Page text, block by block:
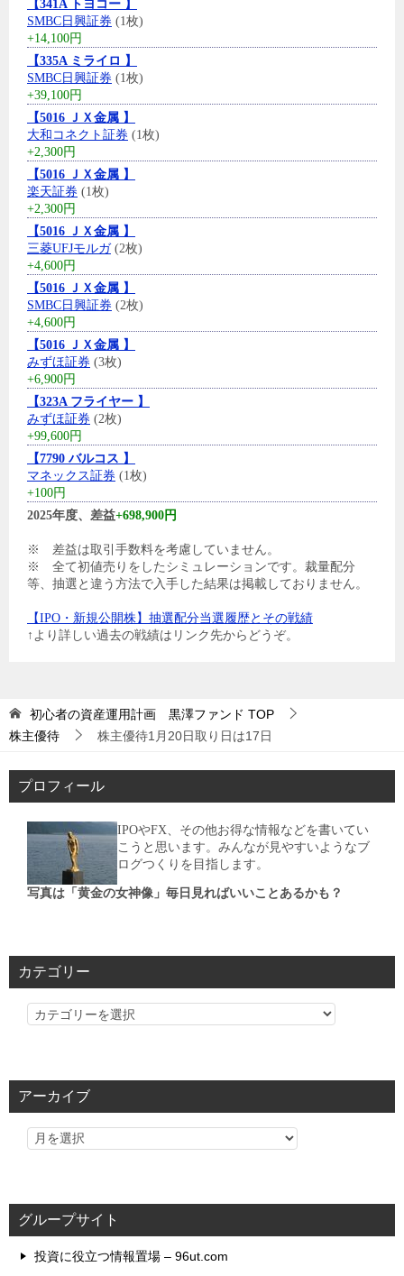
【341A トヨコー 】
SMBC日興証券 (1枚)
+14,100円
【335A ミライロ 】
SMBC日興証券 (1枚)
+39,100円
【5016 ＪＸ金属 】
大和コネクト証券 (1枚)
+2,300円
【5016 ＪＸ金属 】
楽天証券 (1枚)
+2,300円
【5016 ＪＸ金属 】
三菱UFJモルガ(2枚)
+4,600円
【5016 ＪＸ金属 】
SMBC日興証券 (2枚)
+4,600円
【5016 ＪＸ金属 】
みずほ証券 (3枚)
+6,900円
【323A フライヤー 】
みずほ証券 (2枚)
+99,600円
【7790 バルコス 】
マネックス証券 (1枚)
+100円
2025年度、差益+698,900円
※ 差益は取引手数料を考慮していません。
※ 全て初値売りをしたシミュレーションです。裁量配分
等、抽選と違う方法で入手した結果は掲載しておりません。
【IPO・新規公開株】抽選配分当選履歴とその戦績
↑より詳しい過去の戦績はリンク先からどうぞ。
初心者の資産運用計画 黒澤ファンド TOP
株主優待
株主優待1月20日取り日は17日
プロフィール
IPOやFX、その他お得な情報などを書いてい
こうと思います。みんなが見やすいようなブ
ログつくりを目指します。
写真は「黄金の女神像」毎日見ればいいことあるかも？
カテゴリー
カ
リ
アーカイブ
グループサイト
投資に役立つ情報置場 – 96ut.com